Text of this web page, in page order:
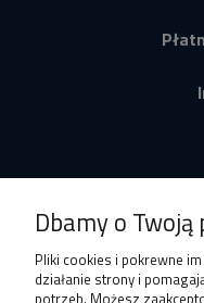
Dbamy o
Pliki cookies i pokrewne
działanie strony i
potrzeb. Możesz